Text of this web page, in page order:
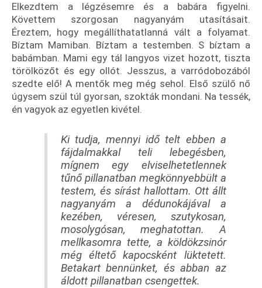
Elkezdtem a légzésemre és a babára figyelni.
Követtem szorgosan nagyanyám utasításait.
Éreztem, hogy megállíthatatlanná vált a folyamat.
Bíztam Mamiban. Bíztam a testemben. S bíztam a
babámban. Mami egy tál langyos vizet hozott, tiszta
törölközőt és egy ollót. Jesszus, a varródobozából
szedte elő! A mentők meg még sehol. Első szülő nő
úgysem szül túl gyorsan, szokták mondani. Na tessék,
én vagyok az egyetlen kivétel.
Ki tudja, mennyi idő telt ebben a
fájdalmakkal teli lebegésben,
mígnem egy elviselhetetlennek
tűnő pillanatban megkönnyebbült a
testem, és sírást hallottam. Ott állt
nagyanyám a dédunokájával a
kezében, véresen, szutykosan,
mosolygósan, meghatottan. A
mellkasomra tette, a köldökzsinór
még éltető kapocsként lüktetett.
Betakart bennünket, és abban az
áldott pillanatban csengettek.